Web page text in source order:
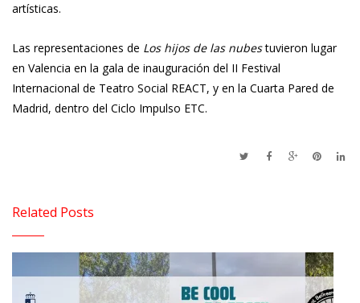
artísticas.
Las representaciones de Los hijos de las nubestuvieron lugar
en Valencia en la gala de inauguración del II Festival
Internacional de Teatro Social REACT, y en la Cuarta Pared de
Madrid, dentro del Ciclo Impulso ETC.
Related Posts